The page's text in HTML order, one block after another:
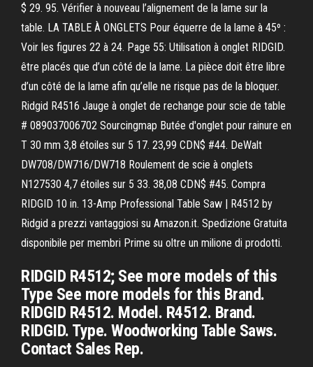
$ 29. 95. Vérifier à nouveau l’alignement de la lame sur la
table. LA TABLE À ONGLETS Pour équerre de la lame à 45º :
Voir les figures 22 à 24. Page 55: Utilisation à onglet RIDGID.
être placés que d’un côté de la lame. La pièce doit être libre
d’un côté de la lame afin qu’elle ne risque pas de la bloquer.
Ridgid R4516 Jauge à onglet de rechange pour scie de table
# 089037006702 Sourcingmap Butée d'onglet pour rainure en
T 30 mm 3,8 étoiles sur 5 17. 23,99 CDN$ #44. DeWalt
DW708/DW716/DW718 Roulement de scie à onglets
N127530 4,7 étoiles sur 5 33. 38,08 CDN$ #45. Compra
RIDGID 10 in. 13-Amp Professional Table Saw | R4512 by
Ridgid a prezzi vantaggiosi su Amazon.it. Spedizione Gratuita
disponibile per membri Prime su oltre un milione di prodotti.
RIDGID R4512; See more models of this
Type See more models for this Brand.
RIDGID R4512. Model. R4512. Brand.
RIDGID. Type. Woodworking Table Saws.
Contact Sales Rep.